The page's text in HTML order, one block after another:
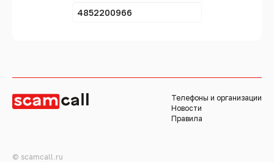
4852200966
Телефоны и организации
Новости
Правила
© scamcall.ru